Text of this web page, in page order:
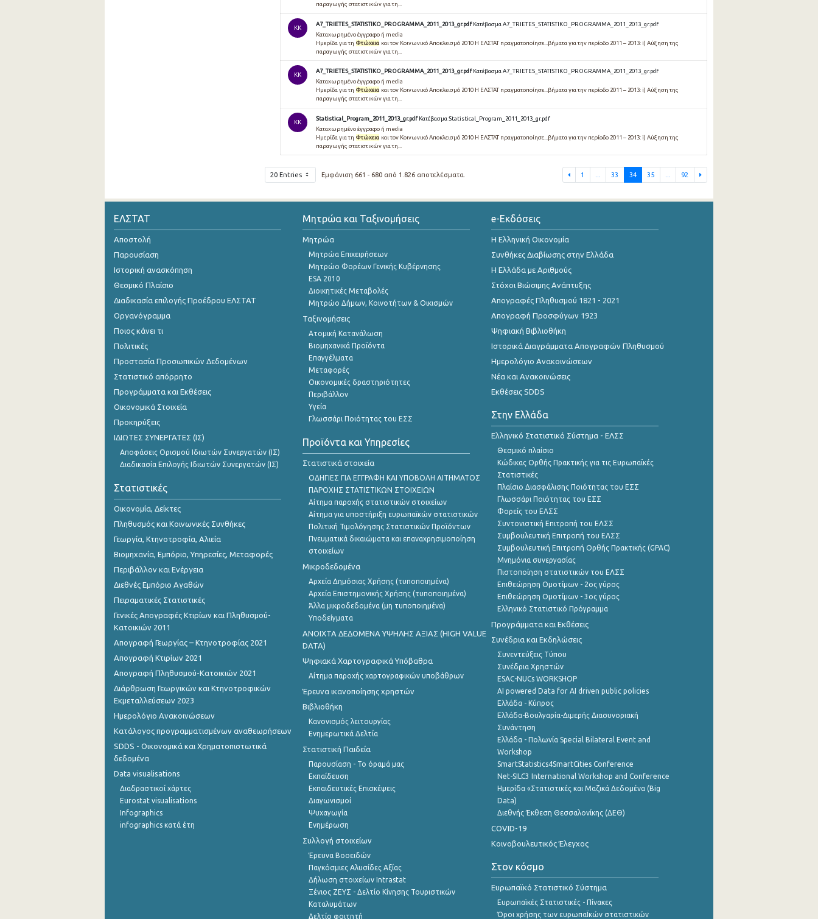
παραγωγής στατιστικών για τη...
KK
A7_TRIETES_STATISTIKO_PROGRAMMA_2011_2013_gr.pdf Κατέβασμα A7_TRIETES_STATISTIKO_PROGRAMMA_2011_2013_gr.pdf
Καταχωρημένο έγγραφο ή media
Ημερίδα για τη Φτώχεια και τον Κοινωνικό Αποκλεισμό 2010 Η ΕΛΣΤΑΤ πραγματοποίησε...βήματα για την περίοδο 2011 – 2013: i) Αύξηση της
παραγωγής στατιστικών για τη...
KK
A7_TRIETES_STATISTIKO_PROGRAMMA_2011_2013_gr.pdf Κατέβασμα A7_TRIETES_STATISTIKO_PROGRAMMA_2011_2013_gr.pdf
Καταχωρημένο έγγραφο ή media
Ημερίδα για τη Φτώχεια και τον Κοινωνικό Αποκλεισμό 2010 Η ΕΛΣΤΑΤ πραγματοποίησε...βήματα για την περίοδο 2011 – 2013: i) Αύξηση της
παραγωγής στατιστικών για τη...
KK
Statistical_Program_2011_2013_gr.pdf Κατέβασμα Statistical_Program_2011_2013_gr.pdf
Καταχωρημένο έγγραφο ή media
Ημερίδα για τη Φτώχεια και τον Κοινωνικό Αποκλεισμό 2010 Η ΕΛΣΤΑΤ πραγματοποίησε...βήματα για την περίοδο 2011 – 2013: i) Αύξηση της
παραγωγής στατιστικών για τη...
20 Entries Εμφάνιση 661 - 680 από 1.826 αποτελέσματα. 1 33 34 35 92
ΕΛΣΤΑΤ
Αποστολή
Παρουσίαση
Ιστορική ανασκόπηση
Θεσμικό Πλαίσιο
Διαδικασία επιλογής Προέδρου ΕΛΣΤΑΤ
Οργανόγραμμα
Ποιος κάνει τι
Πολιτικές
Προστασία Προσωπικών Δεδομένων
Στατιστικό απόρρητο
Προγράμματα και Εκθέσεις
Οικονομικά Στοιχεία
Προκηρύξεις
ΙΔΙΩΤΕΣ ΣΥΝΕΡΓΑΤΕΣ (ΙΣ)
Αποφάσεις Ορισμού Ιδιωτών Συνεργατών (ΙΣ)
Διαδικασία Επιλογής Ιδιωτών Συνεργατών (ΙΣ)
Στατιστικές
Οικονομία, Δείκτες
Πληθυσμός και Κοινωνικές Συνθήκες
Γεωργία, Κτηνοτροφία, Αλιεία
Βιομηχανία, Εμπόριο, Υπηρεσίες, Μεταφορές
Περιβάλλον και Ενέργεια
Διεθνές Εμπόριο Αγαθών
Πειραματικές Στατιστικές
Γενικές Απογραφές Κτιρίων και Πληθυσμού-
Κατοικιών 2011
Απογραφή Γεωργίας – Κτηνοτροφίας 2021
Απογραφή Κτιρίων 2021
Απογραφή Πληθυσμού-Κατοικιών 2021
Διάρθρωση Γεωργικών και Κτηνοτροφικών
Εκμεταλλεύσεων 2023
Ημερολόγιο Ανακοινώσεων
Κατάλογος προγραμματισμένων αναθεωρήσεων
SDDS - Οικονομικά και Χρηματοπιστωτικά
δεδομένα
Data visualisations
Διαδραστικοί χάρτες
Eurostat visualisations
Infographics
infographics κατά έτη
Μητρώα και Ταξινομήσεις
Μητρώα
Μητρώα Επιχειρήσεων
Μητρώο Φορέων Γενικής Κυβέρνησης
ESA 2010
Διοικητικές Μεταβολές
Μητρώο Δήμων, Κοινοτήτων & Οικισμών
Ταξινομήσεις
Ατομική Κατανάλωση
Βιομηχανικά Προϊόντα
Επαγγέλματα
Μεταφορές
Οικονομικές δραστηριότητες
Περιβάλλον
Υγεία
Γλωσσάρι Ποιότητας του ΕΣΣ
Προϊόντα και Υπηρεσίες
Στατιστικά στοιχεία
ΟΔΗΓΙΕΣ ΓΙΑ ΕΓΓΡΑΦΗ ΚΑΙ ΥΠΟΒΟΛΗ ΑΙΤΗΜΑΤΟΣ
ΠΑΡΟΧΗΣ ΣΤΑΤΙΣΤΙΚΩΝ ΣΤΟΙΧΕΙΩΝ
Αίτημα παροχής στατιστικών στοιχείων
Αίτημα για υποστήριξη ευρωπαϊκών στατιστικών
Πολιτική Τιμολόγησης Στατιστικών Προϊόντων
Πνευματικά δικαιώματα και επαναχρησιμοποίηση
στοιχείων
Μικροδεδομένα
Αρχεία Δημόσιας Χρήσης (τυποποιημένα)
Αρχεία Επιστημονικής Χρήσης (τυποποιημένα)
Άλλα μικροδεδομένα (μη τυποποιημένα)
Υποδείγματα
ANOIXTA ΔΕΔΟΜΕΝΑ ΥΨΗΛΗΣ ΑΞΙΑΣ (HIGH VALUE
DATA)
Ψηφιακά Χαρτογραφικά Υπόβαθρα
Αίτημα παροχής χαρτογραφικών υποβάθρων
Έρευνα ικανοποίησης χρηστών
Βιβλιοθήκη
Κανονισμός λειτουργίας
Ενημερωτικά Δελτία
Στατιστική Παιδεία
Παρουσίαση - Το όραμά μας
Εκπαίδευση
Εκπαιδευτικές Επισκέψεις
Διαγωνισμοί
Ψυχαγωγία
Ενημέρωση
Συλλογή στοιχείων
Έρευνα Βοοειδών
Παγκόσμιες Αλυσίδες Αξίας
Δήλωση στοιχείων Intrastat
Ξένιος ΖΕΥΣ - Δελτίο Κίνησης Τουριστικών
Καταλυμάτων
Δελτίο φοιτητή
e-Εκδόσεις
Η Ελληνική Οικονομία
Συνθήκες Διαβίωσης στην Ελλάδα
Η Ελλάδα με Αριθμούς
Στόχοι Βιώσιμης Ανάπτυξης
Απογραφές Πληθυσμού 1821 - 2021
Απογραφή Προσφύγων 1923
Ψηφιακή Βιβλιοθήκη
Ιστορικά Διαγράμματα Απογραφών Πληθυσμού
Ημερολόγιο Ανακοινώσεων
Νέα και Ανακοινώσεις
Εκθέσεις SDDS
Στην Ελλάδα
Ελληνικό Στατιστικό Σύστημα - ΕΛΣΣ
Θεσμικό πλαίσιο
Κώδικας Ορθής Πρακτικής για τις Ευρωπαϊκές
Στατιστικές
Πλαίσιο Διασφάλισης Ποιότητας του ΕΣΣ
Γλωσσάρι Ποιότητας του ΕΣΣ
Φορείς του ΕΛΣΣ
Συντονιστική Επιτροπή του ΕΛΣΣ
Συμβουλευτική Επιτροπή του ΕΛΣΣ
Συμβουλευτική Επιτροπή Ορθής Πρακτικής (GPAC)
Μνημόνια συνεργασίας
Πιστοποίηση στατιστικών του ΕΛΣΣ
Επιθεώρηση Ομοτίμων - 2ος γύρος
Επιθεώρηση Ομοτίμων - 3ος γύρος
Ελληνικό Στατιστικό Πρόγραμμα
Προγράμματα και Εκθέσεις
Συνέδρια και Εκδηλώσεις
Συνεντεύξεις Τύπου
Συνέδρια Χρηστών
ESAC-NUCs WORKSHOP
AI powered Data for AI driven public policies
Ελλάδα - Κύπρος
Ελλάδα-Βουλγαρία-Διμερής Διασυνοριακή
Συνάντηση
Ελλάδα - Πολωνία Special Bilateral Event and
Workshop
SmartStatistics4SmartCities Conference
Net-SILC3 International Workshop and Conference
Ημερίδα «Στατιστικές και Μαζικά Δεδομένα (Big
Data)
Διεθνής Έκθεση Θεσσαλονίκης (ΔΕΘ)
COVID-19
Κοινοβουλευτικός Έλεγχος
Στον κόσμο
Ευρωπαϊκό Στατιστικό Σύστημα
Ευρωπαϊκές Στατιστικές - Πίνακες
Όροι χρήσης των ευρωπαΪκών στατιστικών